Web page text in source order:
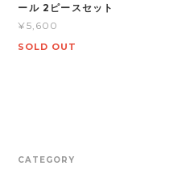
ール 2ピースセット
¥5,600
SOLD OUT
CATEGORY